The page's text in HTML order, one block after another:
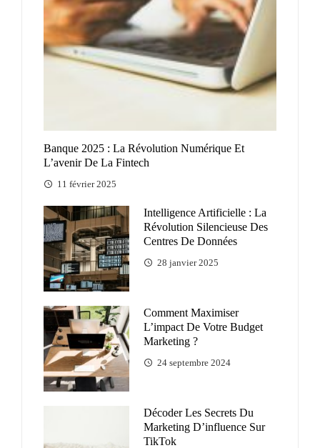
Banque 2025 : La Révolution Numérique Et
L’avenir De La Fintech
11 février 2025
Intelligence Artificielle : La
Révolution Silencieuse Des
Centres De Données
28 janvier 2025
Comment Maximiser
L’impact De Votre Budget
Marketing ?
24 septembre 2024
Décoder Les Secrets Du
Marketing D’influence Sur
TikTok